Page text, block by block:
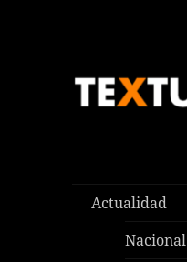
Actualidad
Nacional